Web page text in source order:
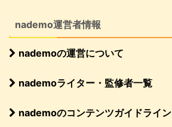
nademo運営者情報
nademoの運営について
nademoライター・監修者一覧
nademoのコンテンツガイドライン